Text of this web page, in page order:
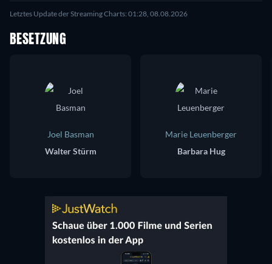
Letztes Update der Streaming Charts: 01:28, 08.08.2026
BESETZUNG
Joel Basman
Walter Stürm
Marie Leuenberger
Barbara Hug